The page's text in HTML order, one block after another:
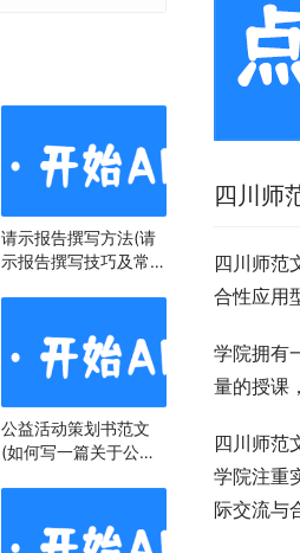
四川师
四川师范
合性应用
学院拥有
量的授课
四川师范
学院注重
际交流与
请示报告撰写方法(请
示报告撰写技巧及常见
公益活动策划书范文
(如何写一篇关于公益